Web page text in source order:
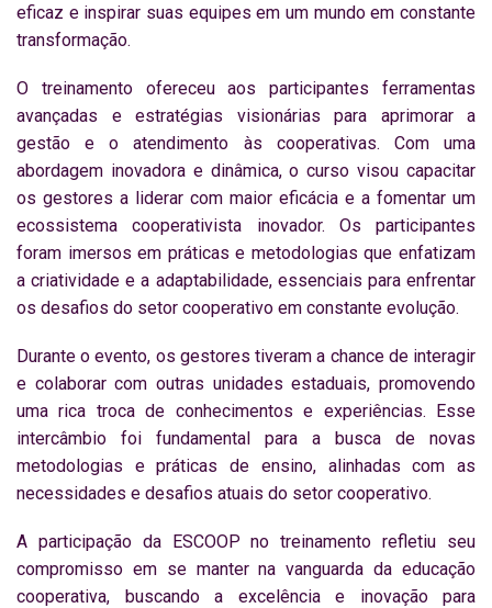
eficaz e inspirar suas equipes em um mundo em constante
transformação.
O treinamento ofereceu aos participantes ferramentas
avançadas e estratégias visionárias para aprimorar a
gestão e o atendimento às cooperativas. Com uma
abordagem inovadora e dinâmica, o curso visou capacitar
os gestores a liderar com maior eficácia e a fomentar um
ecossistema cooperativista inovador. Os participantes
foram imersos em práticas e metodologias que enfatizam
a criatividade e a adaptabilidade, essenciais para enfrentar
os desafios do setor cooperativo em constante evolução.
Durante o evento, os gestores tiveram a chance de interagir
e colaborar com outras unidades estaduais, promovendo
uma rica troca de conhecimentos e experiências. Esse
intercâmbio foi fundamental para a busca de novas
metodologias e práticas de ensino, alinhadas com as
necessidades e desafios atuais do setor cooperativo.
A participação da ESCOOP no treinamento refletiu seu
compromisso em se manter na vanguarda da educação
cooperativa, buscando a excelência e inovação para